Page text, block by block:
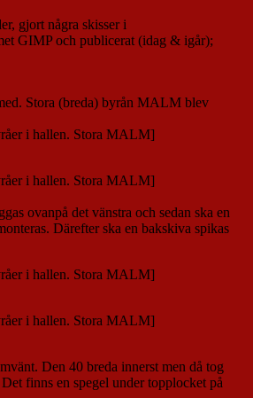
gjort några skisser i
GIMP och publicerat (idag & igår);
Stora (breda) byrån MALM blev
ovanpå det vänstra och sedan ska en
Därefter ska en bakskiva spikas
Den 40 breda innerst men då tog
finns en spegel under topplocket på